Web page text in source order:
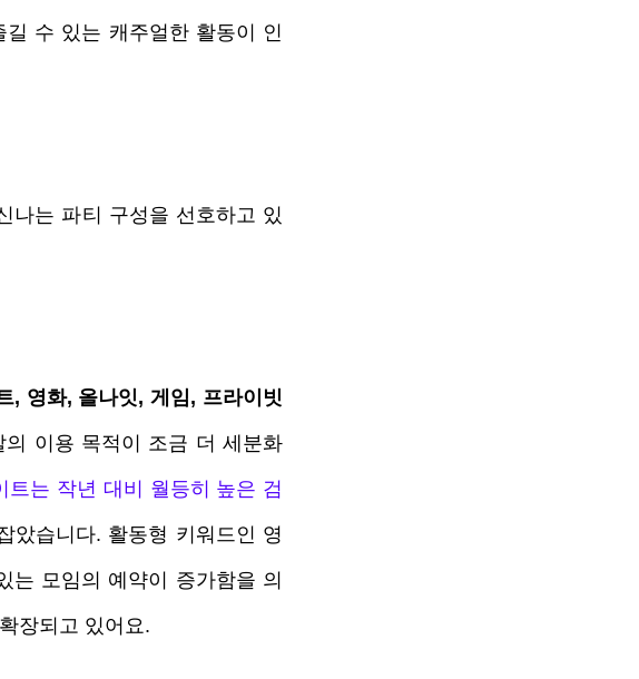
수 있는 캐주얼한 활동이 인
나는 파티 구성을 선호하고 있
, 영화, 올나잇, 게임, 프라이빗
의 이용 목적이 조금 더 세분화
트는 작년 대비 월등히 높은 검
았습니다. 활동형 키워드인 영
는 모임의 예약이 증가함을 의
장되고 있어요.